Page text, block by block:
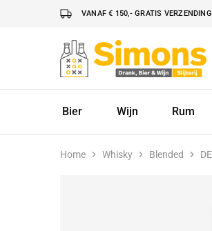
VANAF € 150,- GRATIS
Simonsdrank.nl
Drank,
Bier
Bier
Wijn Rum
Home Whisky Blended